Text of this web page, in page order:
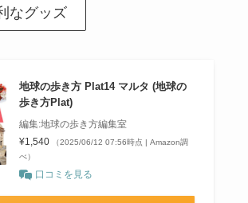
なグッズ
地球の歩き方 Plat14 マルタ (地球の
歩き方Plat)
編集:地球の歩き方編集室
¥1,540
（2025/06/12 07:56時点 | Amazon調
べ）
口コミを見る